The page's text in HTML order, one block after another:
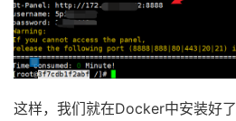
这样，我们就在Docker中安装好了